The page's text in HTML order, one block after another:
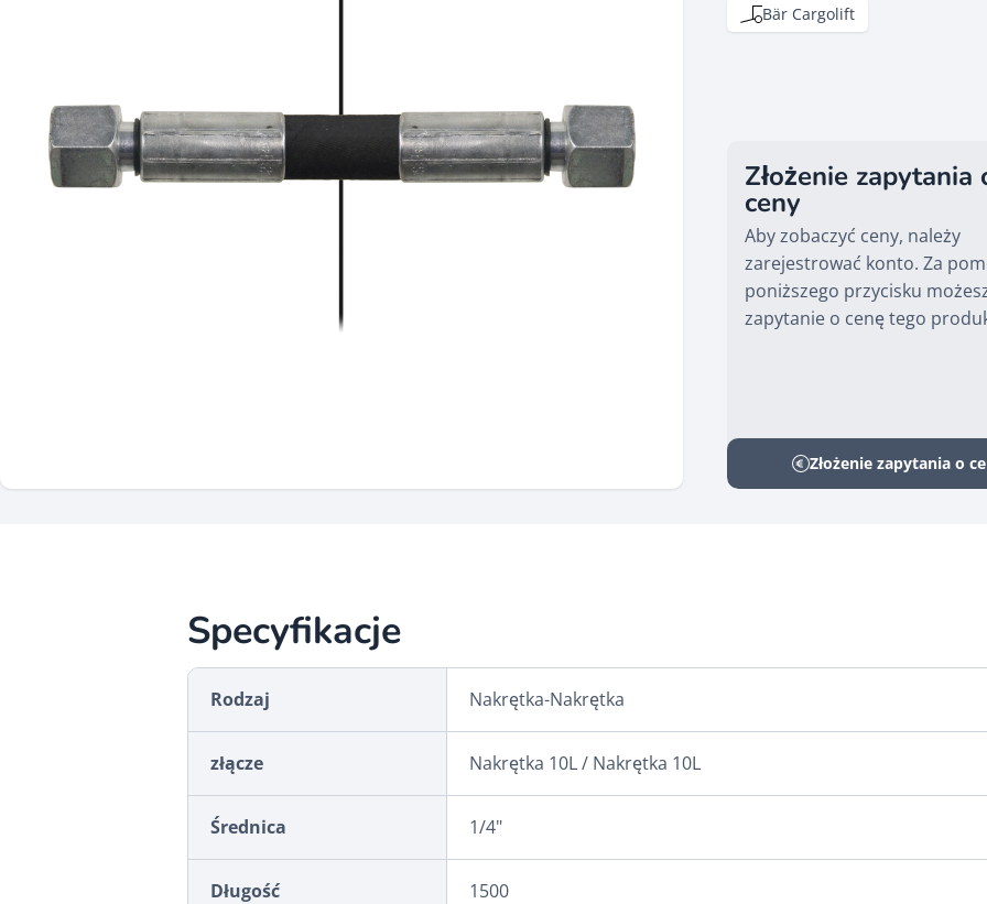
Bär Cargolift
Złożenie zapytania
ceny
Aby zobaczyć ceny, należy
zarejestrować konto. Za
poniższego przycisku
zapytanie o cenę tego
Złożenie zapytania o
Specyfikacje
Rodzaj Nakrętka-Nakrętka
złącze Nakrętka 10L / Nakrętka 10L
Średnica 1/4"
Długość 1500